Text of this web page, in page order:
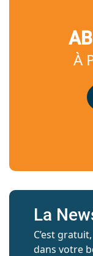
À
La
C’est
dans votre